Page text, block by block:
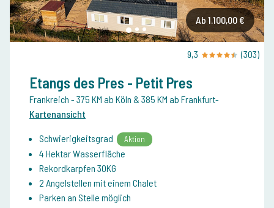
Ab 1.100,00 €
9,3 (303)
Etangs des Pres - Petit Pres
Frankreich - 375 KM ab Köln & 385 KM ab Frankfurt-
Kartenansicht
Schwierigkeitsgrad Aktion
4 Hektar Wasserfläche
Rekordkarpfen 30KG
2 Angelstellen mit einem Chalet
Parken an Stelle möglich